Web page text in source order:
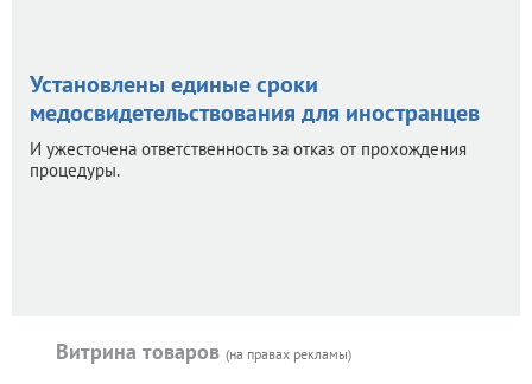
Установлены единые сроки
медосвидетельствования для иностранцев
И ужесточена ответственность за отказ от прохождения
процедуры.
Витрина товаров (на правах рекламы)